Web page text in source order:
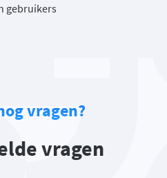
gebruikers
vragen?
vragen